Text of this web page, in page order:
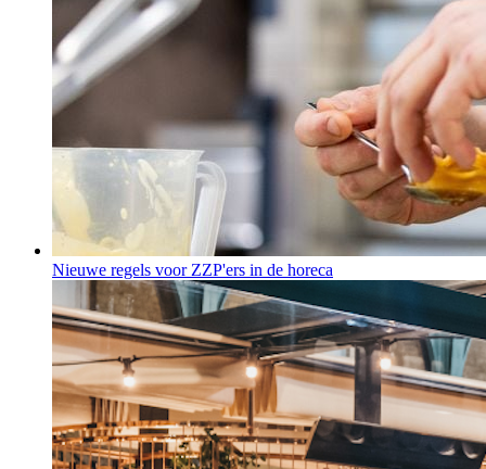
Nieuwe regels voor ZZP'ers in de horeca